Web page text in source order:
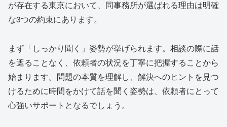
が存在する東京において、同事務所が選ばれる理由は明確
な3つの約束にあります。
まず「しっかり聞く」姿勢が挙げられます。相談の際に話
を遮ることなく、依頼者の状況を丁寧に把握することから
始まります。問題の本質を理解し、解決へのヒントを見つ
けるために時間をかけて話を聞く姿勢は、依頼者にとって
心強いサポートとなるでしょう。